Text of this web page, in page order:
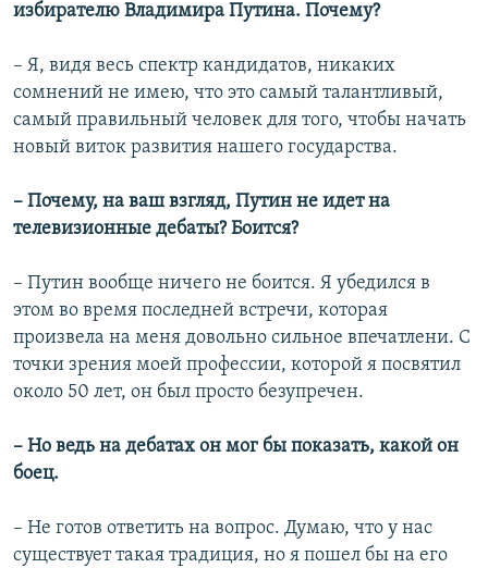
избирателю Владимира Путина. Почему?
– Я, видя весь спектр кандидатов, никаких
сомнений не имею, что это самый талантливый,
самый правильный человек для того, чтобы начать
новый виток развития нашего государства.
– Почему, на ваш взгляд, Путин не идет на
телевизионные дебаты? Боится?
– Путин вообще ничего не боится. Я убедился в
этом во время последней встречи, которая
произвела на меня довольно сильное впечатлени. С
точки зрения моей профессии, которой я посвятил
около 50 лет, он был просто безупречен.
– Но ведь на дебатах он мог бы показать, какой он
боец.
– Не готов ответить на вопрос. Думаю, что у нас
существует такая традиция, но я пошел бы на его